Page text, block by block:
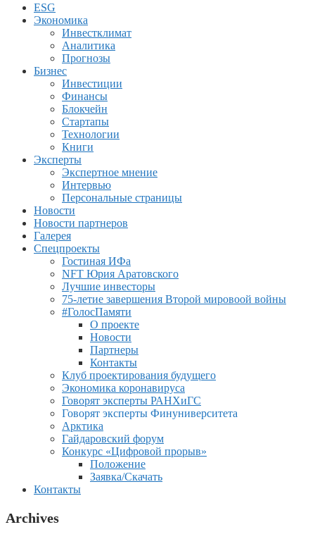
ESG
Экономика
Инвестклимат
Аналитика
Прогнозы
Бизнес
Инвестиции
Финансы
Блокчейн
Стартапы
Технологии
Книги
Эксперты
Экспертное мнение
Интервью
Персональные страницы
Новости
Новости партнеров
Галерея
Спецпроекты
Гостиная ИФа
NFT Юрия Аратовского
Лучшие инвесторы
75-летие завершения Второй мировоой войны
#ГолосПамяти
О проекте
Новости
Партнеры
Контакты
Клуб проектирования будущего
Экономика коронавируса
Говорят эксперты РАНХиГС
Говорят эксперты Финуниверситета
Арктика
Гайдаровский форум
Конкурс «Цифровой прорыв»
Положение
Заявка/Скачать
Контакты
Archives